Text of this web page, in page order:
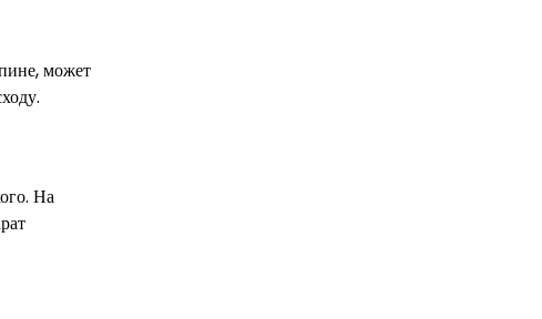
может
На